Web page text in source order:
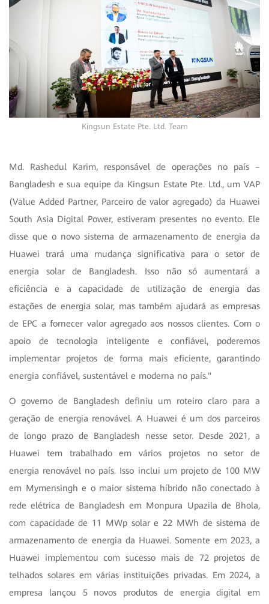
Kingsun Estate Pte. Ltd. Team
Md. Rashedul Karim, responsável de operações no país –
Bangladesh e sua equipe da Kingsun Estate Pte. Ltd., um VAP
(Value Added Partner, Parceiro de valor agregado) da Huawei
South Asia Digital Power, estiveram presentes no evento. Ele
disse que o novo sistema de armazenamento de energia da
Huawei trará uma mudança significativa para o setor de
energia solar de Bangladesh. Isso não só aumentará a
eficiência e a capacidade de utilização de energia das
estações de energia solar, mas também ajudará as empresas
de EPC a fornecer valor agregado aos nossos clientes. Com o
apoio de tecnologia inteligente e confiável, poderemos
implementar projetos de forma mais eficiente, garantindo
energia confiável, sustentável e moderna no país."
O governo de Bangladesh definiu um roteiro claro para a
geração de energia renovável. A Huawei é um dos parceiros
de longo prazo de Bangladesh nesse setor. Desde 2021, a
Huawei tem trabalhado em vários projetos no setor de
energia renovável no país. Isso inclui um projeto de 100 MW
em Mymensingh e o maior sistema híbrido não conectado à
rede elétrica de Bangladesh em Monpura Upazila de Bhola,
com capacidade de 11 MWp solar e 22 MWh de sistema de
armazenamento de energia da Huawei. Somente em 2023, a
Huawei implementou com sucesso mais de 72 projetos de
telhados solares em várias instituições privadas. Em 2024, a
empresa lançou 5 novos produtos de energia digital em